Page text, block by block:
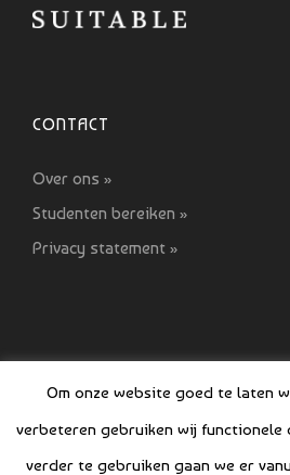
CONTACT
Over ons »
Studenten bereiken »
Privacy statement »
© COPYRIGHT SI GIDS 2021-2022
Om onze website goed te laten
verbeteren gebruiken wij functionele
verder te gebruiken gaan we er